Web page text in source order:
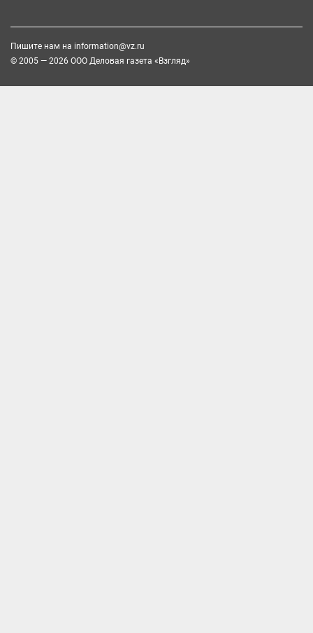
Пишите нам на information@vz.ru
© 2005 — 2026 ООО Деловая газета «Взгляд»